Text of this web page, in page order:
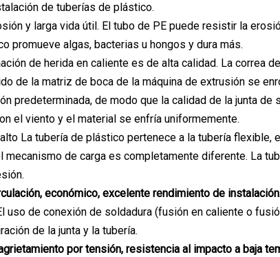
de tuberías de plástico.
y larga vida útil. El tubo de PE puede resistir la
promueve algas, bacterias u hongos y dura más.
de herida en caliente es de alta calidad. La correa
de la matriz de boca de la máquina de extrusión se
predeterminada, de modo que la calidad de la junta
el viento y el material se enfría uniformemente.
La tubería de plástico pertenece a la tubería flexible,
mecanismo de carga es completamente diferente. La
económico, excelente rendimiento de
uso de conexión de soldadura (fusión en caliente o
de la junta y la tubería.
por tensión, resistencia al impacto a baja